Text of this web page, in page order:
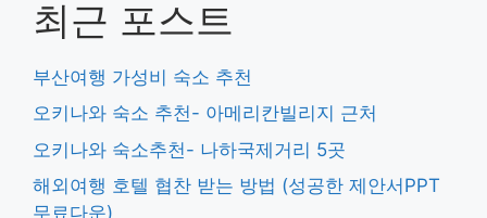
최근 포스트
부산여행 가성비 숙소 추천
오키나와 숙소 추천- 아메리칸빌리지 근처
오키나와 숙소추천- 나하국제거리 5곳
해외여행 호텔 협찬 받는 방법 (성공한 제안서PPT
무료다운)